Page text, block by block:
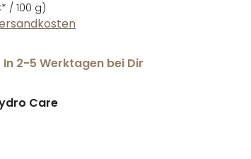
/ 100 g)
2-5 Werktagen bei Dir
Care